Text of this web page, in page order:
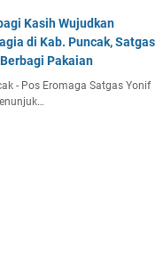
Kasih Wujudkan
di Kab. Puncak, Satgas
Pakaian
- Pos Eromaga Satgas Yonif